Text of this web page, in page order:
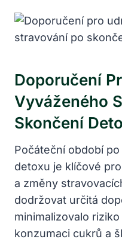
Doporučení
Vyváženého
Skončení
Počáteční období
detoxu je klíčové
a změny
dodržovat určitá
minimalizovalo
konzumaci cukrů a